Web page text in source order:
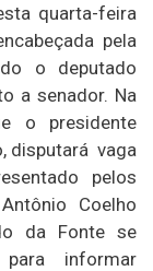
quarta-feira
pela
o deputado
a senador. Na
o presidente
disputará vaga
pelos
Coelho
da Fonte se
informar